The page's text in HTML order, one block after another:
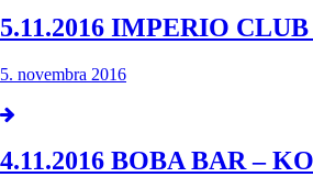
5.11.2016 IMPERIO
5. novembra 2016
4.11.2016 BOBA BAR –